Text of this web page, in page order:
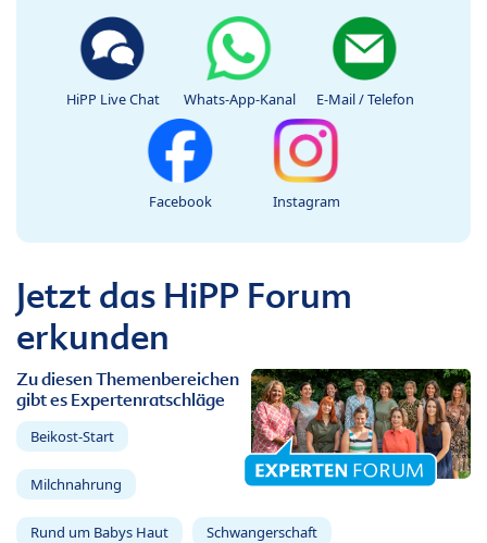
HiPP Live Chat Whats-App-Kanal E-Mail / Telefon
Facebook Instagram
Jetzt das HiPP Forum
erkunden
Zu diesen Themenbereichen
gibt es Expertenratschläge
Beikost-Start
Milchnahrung
Rund um Babys Haut Schwangerschaft